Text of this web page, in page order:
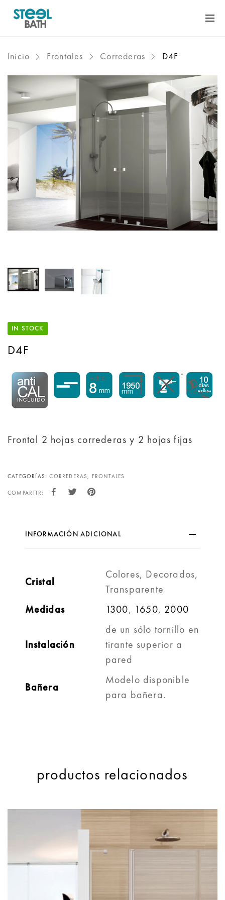
Inicio Frontales Correderas D4F
IN STOCK
D4F
Frontal 2 hojas correderas y 2 hojas fijas
CATEGORÍAS:CORREDERAS , FRONTALES
COMPARTIR:
INFORMACIÓN ADICIONAL
Cristal
Colores, Decorados,
Transparente
Medidas
1300, 1650, 2000
Instalación
de un sólo tornillo en
tirante superior a
pared
Bañera
Modelo disponible
para bañera.
productos relacionados